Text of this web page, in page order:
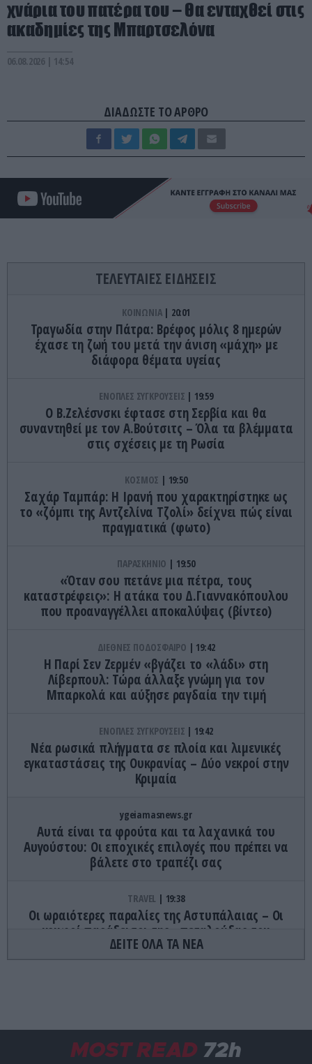
χνάρια του πατέρα του – Θα ενταχθεί στις
ακαδημίες της Μπαρτσελόνα
06.08.2026 | 14:54
ΔΙΑΔΩΣΤΕ ΤΟ ΑΡΘΡΟ
ΤΕΛΕΥΤΑΙΕΣ ΕΙΔΗΣΕΙΣ
ΚΟΙΝΩΝΙΑ 20:01
Τραγωδία στην Πάτρα: Βρέφος μόλις 8 ημερών
έχασε τη ζωή του μετά την άνιση «μάχη» με
διάφορα θέματα υγείας
ΕΝΟΠΛΕΣ ΣΥΓΚΡΟΥΣΕΙΣ 19:59
Ο Β.Ζελέσνσκι έφτασε στη Σερβία και θα
συναντηθεί με τον Α.Βούτσιτς – Όλα τα βλέμματα
στις σχέσεις με τη Ρωσία
ΚΟΣΜΟΣ 19:50
Σαχάρ Ταμπάρ: Η Ιρανή που χαρακτηρίστηκε ως
το «ζόμπι της Αντζελίνα Τζολί» δείχνει πώς είναι
πραγματικά (φωτο)
ΠΑΡΑΣΚΗΝΙΟ 19:50
«Όταν σου πετάνε μια πέτρα, τους
καταστρέφεις»: Η ατάκα του Δ.Γιαννακόπουλου
που προαναγγέλλει αποκαλύψεις (βίντεο)
ΔΙΕΘΝΕΣ ΠΟΔΟΣΦΑΙΡΟ 19:42
H Παρί Σεν Ζερμέν «βγάζει το «λάδι» στη
Λίβερπουλ: Τώρα άλλαξε γνώμη για τον
Μπαρκολά και αύξησε ραγδαία την τιμή
ΕΝΟΠΛΕΣ ΣΥΓΚΡΟΥΣΕΙΣ 19:42
Νέα ρωσικά πλήγματα σε πλοία και λιμενικές
εγκαταστάσεις της Ουκρανίας – Δύο νεκροί στην
Κριμαία
ygeiamasnews.gr
Αυτά είναι τα φρούτα και τα λαχανικά του
Αυγούστου: Οι εποχικές επιλογές που πρέπει να
βάλετε στο τραπέζι σας
TRAVEL 19:38
Οι ωραιότερες παραλίες της Αστυπάλαιας – Οι
κρυφοί παράδεισοι της «πεταλούδας του
Αιγαίου»
ερευνητή για το νεκρό κουτάβι
ΔΕΙΤΕ ΟΛΑ ΤΑ ΝΕΑ
MOST READ 72h